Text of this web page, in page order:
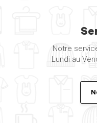
Notre
Lundi au